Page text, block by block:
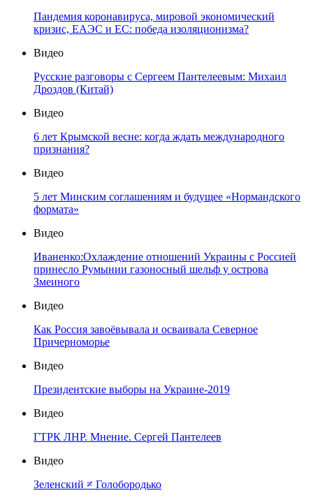
Пандемия коронавируса, мировой экономический
кризис, ЕАЭС и ЕС: победа изоляционизма?
Видео
Русские разговоры с Сергеем Пантелеевым: Михаил
Дроздов (Китай)
Видео
6 лет Крымской весне: когда ждать международного
признания?
Видео
5 лет Минским соглашениям и будущее «Нормандского
формата»
Видео
Иваненко:Охлаждение отношений Украины с Россией
принесло Румынии газоносный шельф у острова
Змеиного
Видео
Как Россия завоёвывала и осваивала Северное
Причерноморье
Видео
Президентские выборы на Украине-2019
Видео
ГТРК ЛНР. Мнение. Сергей Пантелеев
Видео
Зеленский ≠ Голобородько